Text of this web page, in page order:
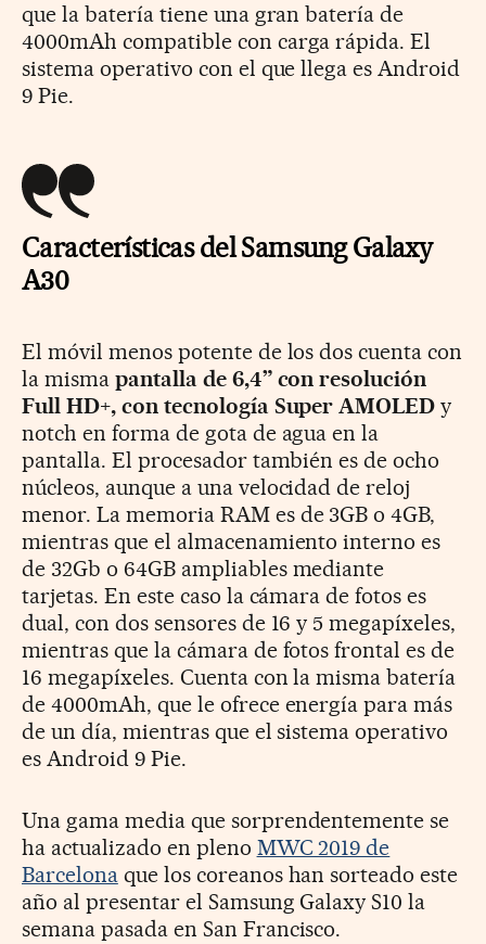
que la batería tiene una gran batería de
4000mAh compatible con carga rápida. El
sistema operativo con el que llega es Android
9 Pie.
Características del Samsung Galaxy
A30
El móvil menos potente de los dos cuenta con
la mismapantalla de 6,4” con resolución
Full HD+, con tecnología Super AMOLED y
notch en forma de gota de agua en la
pantalla. El procesador también es de ocho
núcleos, aunque a una velocidad de reloj
menor. La memoria RAM es de 3GB o 4GB,
mientras que el almacenamiento interno es
de 32Gb o 64GB ampliables mediante
tarjetas. En este caso la cámara de fotos es
dual, con dos sensores de 16 y 5 megapíxeles,
mientras que la cámara de fotos frontal es de
16 megapíxeles. Cuenta con la misma batería
de 4000mAh, que le ofrece energía para más
de un día, mientras que el sistema operativo
es Android 9 Pie.
Una gama media que sorprendentemente se
ha actualizado en pleno MWC 2019 de
Barcelonaque los coreanos han sorteado este
año al presentar el Samsung Galaxy S10 la
semana pasada en San Francisco.